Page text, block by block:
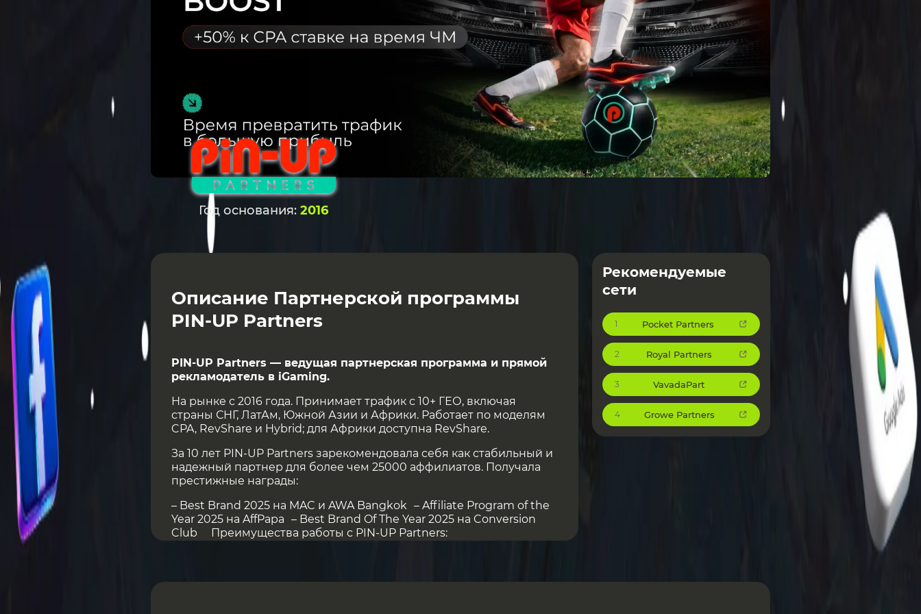
Год основания:2016
Описание Партнерской программы
PIN-UP Partners
PIN-UP Partners — ведущая партнерская программа и прямой
рекламодатель в iGaming.
На рынке с 2016 года. Принимает трафик с 10+ ГЕО, включая
страны СНГ, ЛатАм, Южной Азии и Африки. Работает по моделям
CPA, RevShare и Hybrid; для Африки доступна RevShare.
За 10 лет PIN-UP Partners зарекомендовала себя как стабильный и
надежный партнер для более чем 25000 аффилиатов. Получала
престижные награды:
– Best Brand 2025 на MAC и AWA Bangkok – Affiliate Program of the
Year 2025 на AffPapa – Best Brand Of The Year 2025 на Conversion
Club Преимущества работы с PIN-UP Partners:
До 40% к ставке по CPA за счет увеличенного срока окупаемости,
Рекомендуемые
сети
1 Pocket Partners
2 Royal Partners
3 VavadaPart
4 Growe Partners